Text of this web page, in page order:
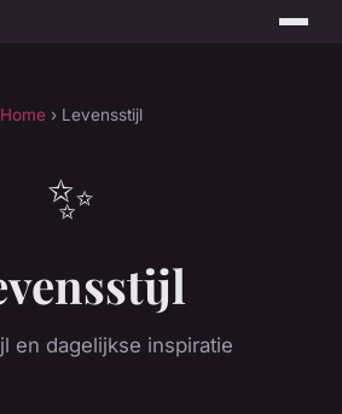
Home › Levensstijl
✨
en dagelijkse inspiratie